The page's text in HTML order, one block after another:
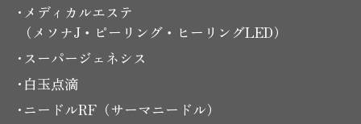
メディカルエステ
（メソナJ・ピーリング・ヒーリングLED）
スーパージェネシス
白玉点滴
ニードルRF（サーマニードル）